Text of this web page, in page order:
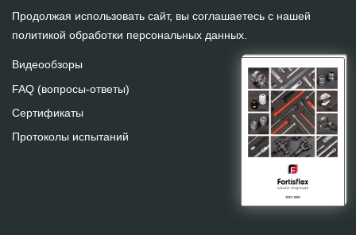
Продолжая использовать сайт, вы соглашаетесь с нашей
политикой обработки персональных данных.
Видеообзоры
FAQ (вопросы-ответы)
Сертификаты
Протоколы испытаний